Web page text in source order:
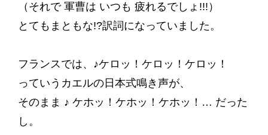
（それで 軍曹は いつも 疲れるでしょ!!!）
とてもまともな!?訳詞になっていました。
フランスでは、♪ケロッ！ケロッ！ケロッ！
っていうカエルの日本式鳴き声が、
そのまま ♪ ケホッ！ケホッ！ケホッ！… だった
し。